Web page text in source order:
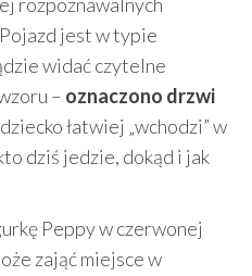
jest w typie
widać czytelne
– oznaczono drzwi
łatwiej „wchodzi” w
dziś jedzie, dokąd i jak
Peppy w czerwonej
zająć miejsce w